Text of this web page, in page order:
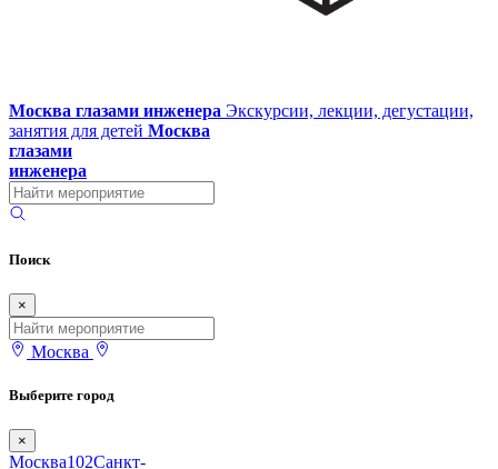
Москва глазами инженера Экскурсии, лекции, дегустации,
занятия для детей Москва
глазами
инженера
Поиск
×
Москва
Выберите город
×
Москва102Санкт-